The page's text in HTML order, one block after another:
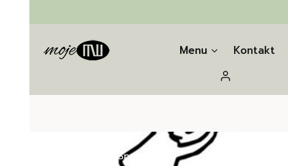
Menu Kontakt
Zaloguj się
Sprzedane